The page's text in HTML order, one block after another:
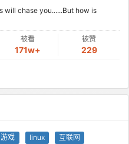
will chase you......But how is
被看
171w+
被赞
229
游戏 linux 互联网